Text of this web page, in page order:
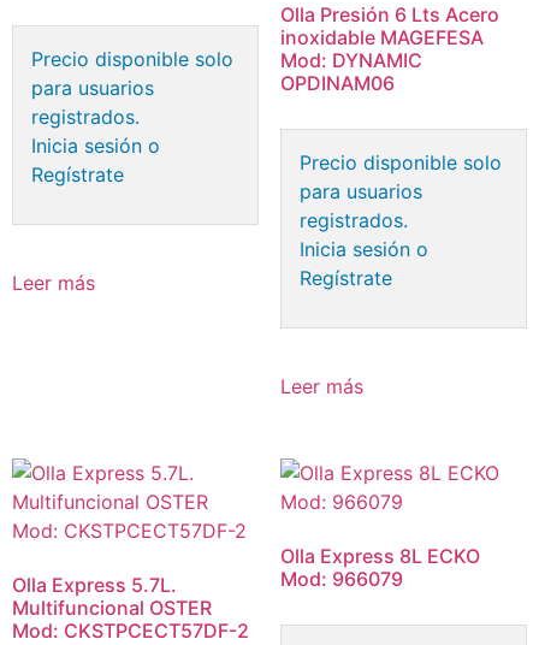
Precio disponible solo
para usuarios
registrados.
Inicia sesión o
Regístrate
Leer más
Olla Presión 6 Lts Acero
inoxidable MAGEFESA
Mod: DYNAMIC
OPDINAM06
Precio disponible solo
para usuarios
registrados.
Inicia sesión o
Regístrate
Leer más
Olla Express 5.7L.
Multifuncional OSTER
Mod: CKSTPCECT57DF-2
Olla Express 8L ECKO
Mod: 966079